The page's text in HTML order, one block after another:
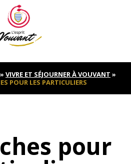
» VIVRE ET SÉJOURNER À VOUVANT »
POUR LES PARTICULIERS
pour